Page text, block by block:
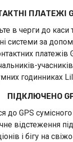
ПЛАТЕЖІ
в черги до каси
системи за
платежів
годинниках
ПІДКЛЮЧЕНО
до GPS
відстеження
і бігу на